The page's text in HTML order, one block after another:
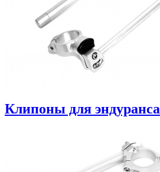
Клипоны для эндуранса